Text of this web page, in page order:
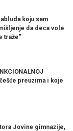
koju sam
da deca vole
traže”
preuzima i koje
Jovine gimnazije,